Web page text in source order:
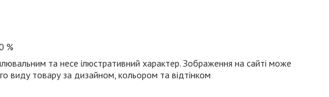
%
та несе ілюстративний характер. Зображення на сайті може
виду товару за дизайном, кольором та відтінком